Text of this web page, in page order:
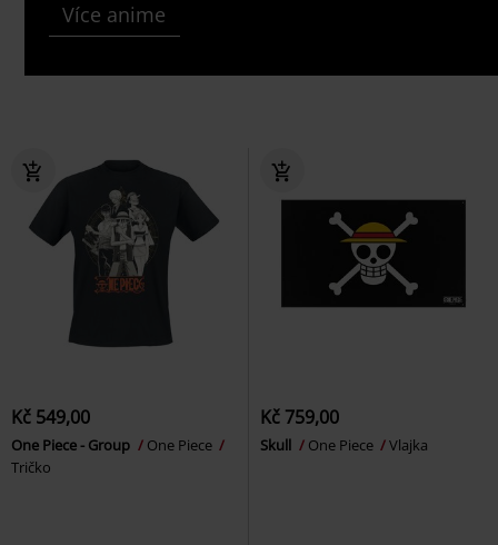
Více anime
Kč 549,00
One Piece - Group
One Piece
Tričko
Kč 759,00
Skull One Piece Vlajka